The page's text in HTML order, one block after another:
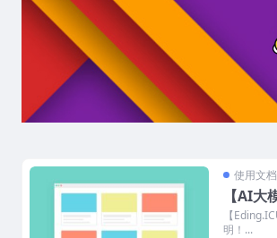
使用文档
【AI
【
明！...